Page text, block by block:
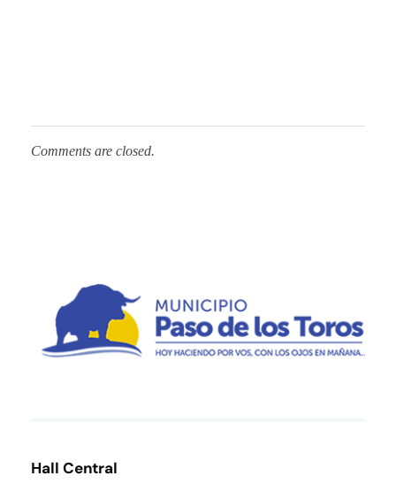
Comments are closed.
Hall Central